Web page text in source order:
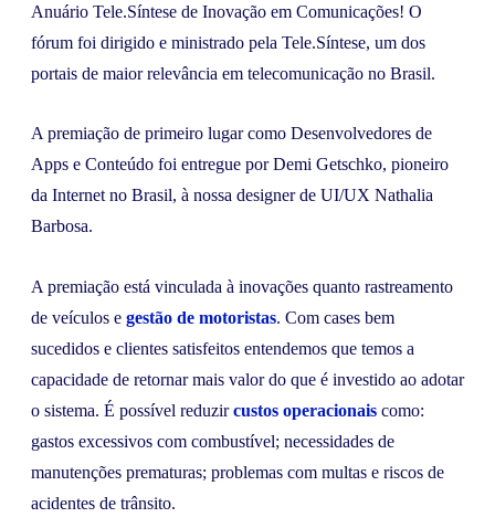
Anuário Tele.Síntese de Inovação em Comunicações! O
fórum foi dirigido e ministrado pela Tele.Síntese, um dos
portais de maior relevância em telecomunicação no Brasil.
A premiação de primeiro lugar como Desenvolvedores de
Apps e Conteúdo foi entregue por Demi Getschko, pioneiro
da Internet no Brasil, à nossa designer de UI/UX Nathalia
Barbosa.
A premiação está vinculada à inovações quanto rastreamento
de veículos e gestão de motoristas. Com cases bem
sucedidos e clientes satisfeitos entendemos que temos a
capacidade de retornar mais valor do que é investido ao adotar
o sistema. É possível reduzircustos operacionais como:
gastos excessivos com combustível; necessidades de
manutenções prematuras; problemas com multas e riscos de
acidentes de trânsito.